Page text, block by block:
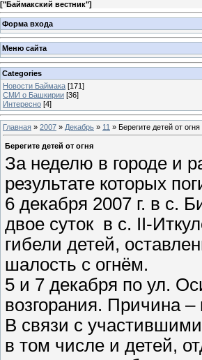
["Баймакский вестник"]
Форма входа
Меню сайта
Categories
Новости Баймака [171]
СМИ о Башкирии [36]
Интересно [4]
Главная » 2007 » Декабрь » 11 » Берегите детей от огня
Берегите детей от огня
За неделю в городе и
результате которых
6 декабря 2007 г. в с.
двое суток в с. II-
гибели детей,
шалость с огнём.
5 и 7 декабря по ул.
возгорания. Причина
В связи с
в том числе и детей,